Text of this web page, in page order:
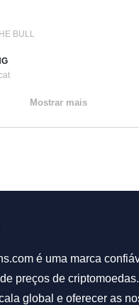
BULL
Mostrar mais
é uma marca
preços de
global e oferecer as